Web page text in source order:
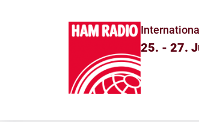
25. - 27.